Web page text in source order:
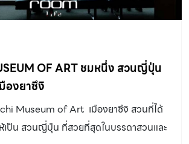
ชีพมาทำให้น่าจะดีกว่า แต่ตอนนั้นบ้านเรา
นักจัดสวนไม่ค่อยได้ ทำได้แค่ให้ดูรูปอ้างอิง
ก็ยังไม่ถูกใจ สุดท้ายเลยตัดสินใจลงมือเอง
วยครับ ออกแบบเอง ไปเลือกต้นไม้ เลือก
นด้วยตัวเอง ใช้เวลาทำอยู่ประมาณ 2 เดือน
ได้มี 4 ฤดูเหมือนที่ประเทศญี่ปุ่น ผมตั้งใจ
บบโระจิ เพื่อสื่อถึงบรรยากาศของฤดูใบไม้
OF ART ชมหนึ่ง สวนญี่ปุ่น
องยาซึงิ
Museum of Art เมืองยาซึงิ สวนที่ได้
เป็น สวนญี่ปุ่น ที่สวยที่สุดในบรรดาสวนและ